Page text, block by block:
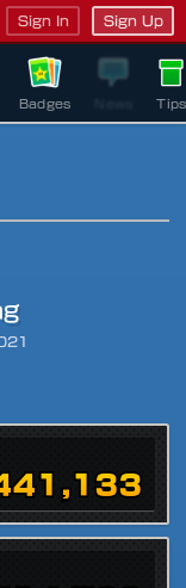
Sign In Sign Up
Badges Tips